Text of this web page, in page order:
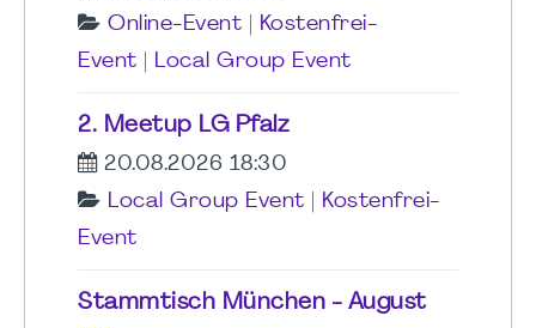
Online-Event
Kostenfrei-
Event
Local Group Event
2. Meetup LG Pfalz
20.08.2026 18:30
Local Group Event
Kostenfrei-
Event
Stammtisch München - August